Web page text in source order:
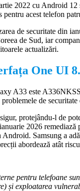
2022 cu Android
pentru acest telefon
de securitate din
de Sud, iar
actualizări.
One UI
A33 este
de
protejându-l de
2026
Samsung a
abordează atât
pentru telefoane
și exploatarea